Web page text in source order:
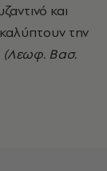
και
την
(Λεωφ. Βασ.